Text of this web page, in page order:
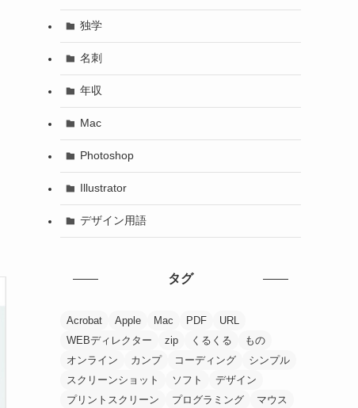
独学
名刺
年収
Mac
Photoshop
Illustrator
デザイン用語
タグ
Acrobat Apple Mac PDF
URL
WEBディレクター
zip くるくる
もの
オンライン
カンプ コーディング
シンプル
スクリーンショット
ソフト
デザイン
プリントスクリーン
プログラミング
マウス